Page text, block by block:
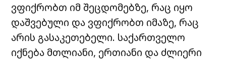
ვფიქრობთ იმ შეცდომებზე, რაც იყო
დაშვებული და ვფიქრობთ იმაზე, რაც
არის გასაკეთებელი. საქართველო
იქნება მთლიანი, ერთიანი და ძლიერი